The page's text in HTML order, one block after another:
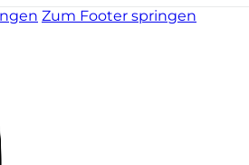
Zum Footer springen